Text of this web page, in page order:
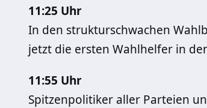
11:25 Uhr
In den strukturschwachen
jetzt die ersten Wahlhelfer in
11:55 Uhr
Spitzenpolitiker aller Parteien